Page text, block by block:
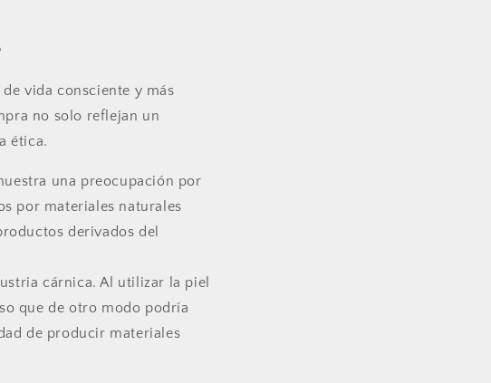
vida consciente y más
no solo reflejan un
ética.
una preocupación por
por materiales naturales
derivados del
cárnica. Al utilizar la piel
que de otro modo podría
de producir materiales